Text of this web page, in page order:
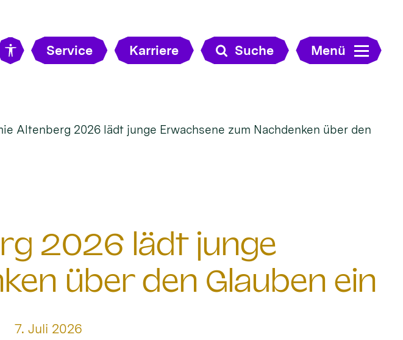
Service Karriere Suche Menü
Altenberg 2026 lädt junge Erwachsene zum Nachdenken über den
2026 lädt junge
über den Glauben ein
Datum:
7. Juli 2026